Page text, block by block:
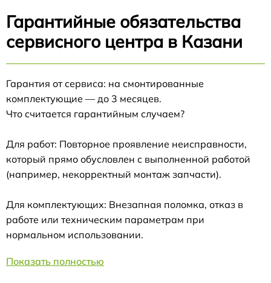
Гарантийные обязательства
сервисного центра в Казани
Гарантия от сервиса: на смонтированные
комплектующие — до 3 месяцев.
Что считается гарантийным случаем?
Для работ: Повторное проявление неисправности,
который прямо обусловлен с выполненной работой
(например, некорректный монтаж запчасти).
Для комплектующих: Внезапная поломка, отказ в
работе или техническим параметрам при
нормальном использовании.
Показать полностью